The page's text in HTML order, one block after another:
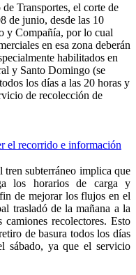
Transportes, el corte de
de junio, desde las 10
y Compañía, por lo cual
en esa zona deberán
habilitados en
y Santo Domingo (se
los días a las 20 horas y
de recolección de
el recorrido e información
subterráneo implica que
los horarios de carga y
de mejorar los flujos en el
trasladó de la mañana a la
recolectores. Esto
de basura todos los días
sábado, ya que el servicio